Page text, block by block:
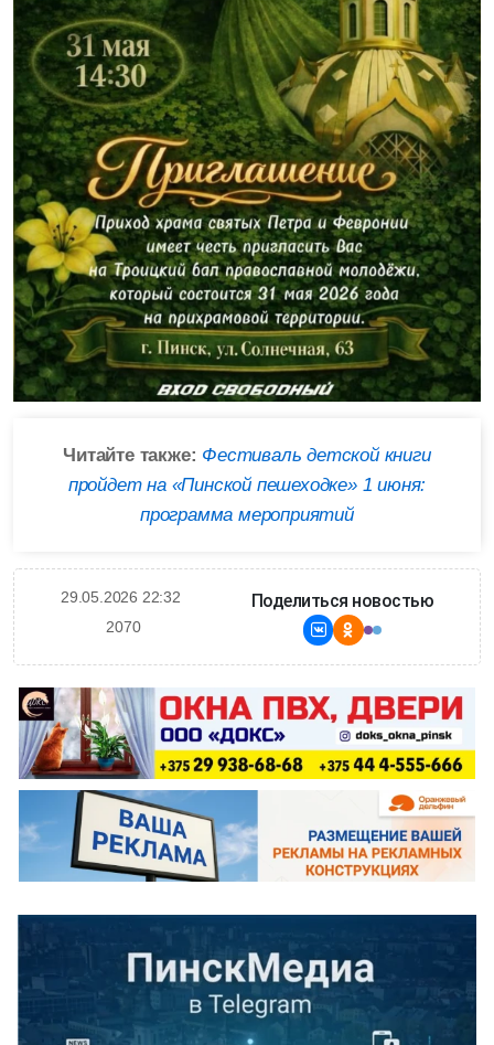
Читайте также: Фестиваль детской книги
пройдет на «Пинской пешеходке» 1 июня:
программа мероприятий
29.05.2026 22:32
2070
Поделиться новостью